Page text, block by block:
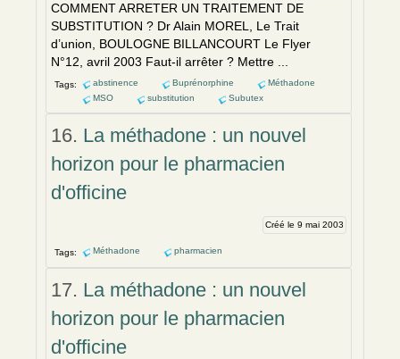
COMMENT ARRETER UN TRAITEMENT DE
SUBSTITUTION ? Dr Alain MOREL, Le Trait
d’union, BOULOGNE BILLANCOURT Le Flyer
N°12, avril 2003 Faut-il arrêter ? Mettre ...
Tags: abstinence Buprénorphine
Méthadone
MSO
substitution Subutex
16. La méthadone : un nouvel
horizon pour le pharmacien
d'officine
Créé le 9 mai 2003
Tags: Méthadone pharmacien
17. La méthadone : un nouvel
horizon pour le pharmacien
d'officine